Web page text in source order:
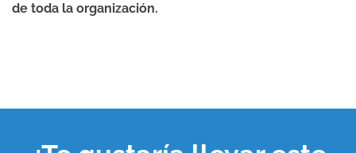
de toda la organización.